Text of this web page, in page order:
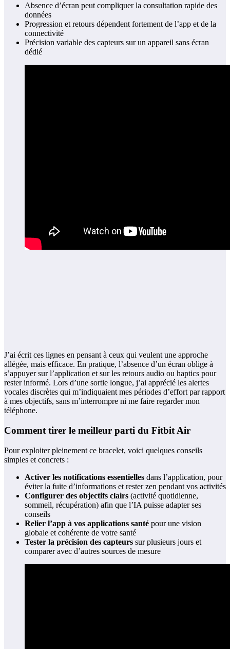
Absence d’écran peut compliquer la consultation rapide des
données
Progression et retours dépendent fortement de l’app et de la
connectivité
Précision variable des capteurs sur un appareil sans écran
dédié
J’ai écrit ces lignes en pensant à ceux qui veulent une approche
allégée, mais efficace. En pratique, l’absence d’un écran oblige à
s’appuyer sur l’application et sur les retours audio ou haptics pour
rester informé. Lors d’une sortie longue, j’ai apprécié les alertes
vocales discrètes qui m’indiquaient mes périodes d’effort par rapport
à mes objectifs, sans m’interrompre ni me faire regarder mon
téléphone.
Comment tirer le meilleur parti du Fitbit Air
Pour exploiter pleinement ce bracelet, voici quelques conseils
simples et concrets :
Activer les notifications essentielles dans l’application, pour
éviter la fuite d’informations et rester zen pendant vos activités
Configurer des objectifs clairs (activité quotidienne,
sommeil, récupération) afin que l’IA puisse adapter ses
conseils
Relier l’app à vos applications santé pour une vision
globale et cohérente de votre santé
Tester la précision des capteurs sur plusieurs jours et
comparer avec d’autres sources de mesure